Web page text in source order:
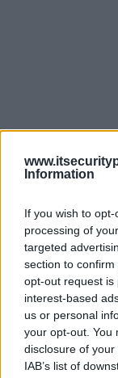
Information
If you wish to
processing of
targeted
section to
opt-out request is
interest-based
us or personal
your opt-out. You
disclosure of
IAB’s list of